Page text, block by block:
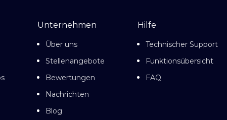
Unternehmen
Über uns
Stellenangebote
Bewertungen
Nachrichten
Blog
Hilfe
Technischer Support
Funktionsübersicht
FAQ